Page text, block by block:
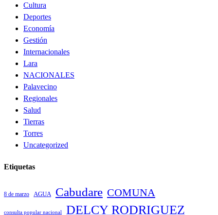
Cultura
Deportes
Economía
Gestión
Internacionales
Lara
NACIONALES
Palavecino
Regionales
Salud
Tierras
Torres
Uncategorized
Etiquetas
8 de marzo AGUA Cabudare COMUNA
consulta popular nacional
DELCY RODRIGUEZ